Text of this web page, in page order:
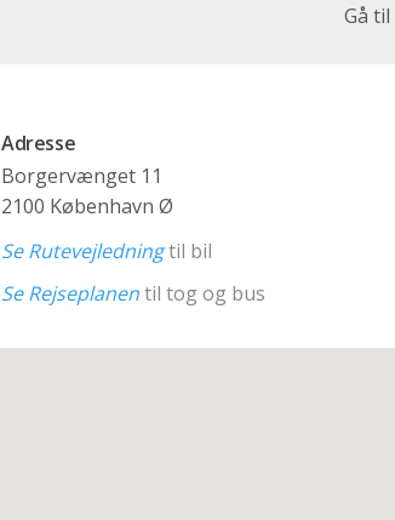
Gå til
Adresse
Borgervænget 11
2100 København Ø
Se Rutevejledningtil bil
Se Rejseplanentil tog og bus